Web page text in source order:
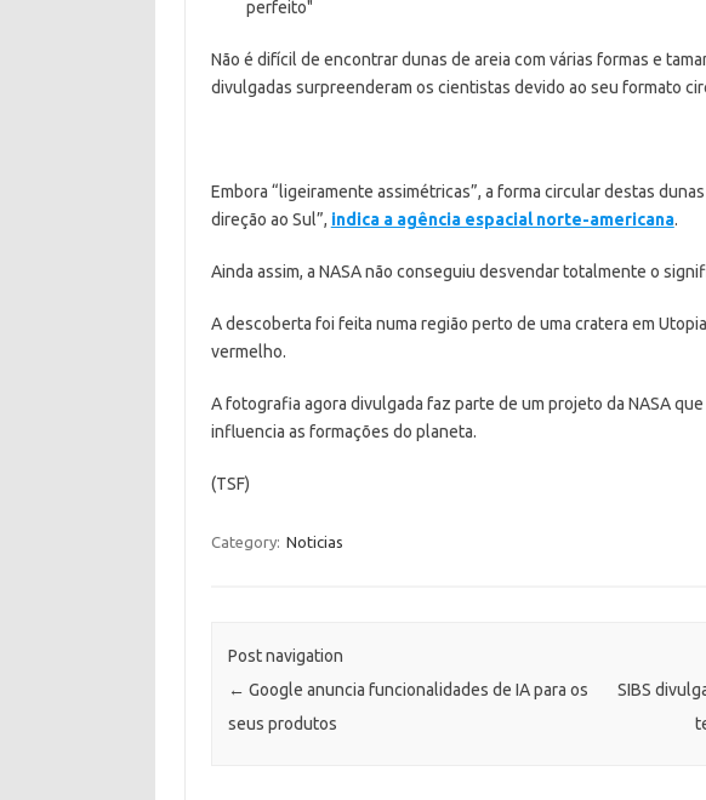
Não é difícil de encontrar dunas de areia com várias formas e
divulgadas surpreenderam os cientistas devido ao seu formato
Embora “ligeiramente assimétricas”, a forma circular destas
direção ao Sul”, indica a agência espacial norte-americana.
Ainda assim, a NASA não conseguiu desvendar totalmente o
A descoberta foi feita numa região perto de uma cratera em
vermelho.
A fotografia agora divulgada faz parte de um projeto da NASA
influencia as formações do planeta.
(TSF)
Category: Noticias
Post navigation
← Google anuncia funcionalidades de IA para os
seus produtos
SIBS